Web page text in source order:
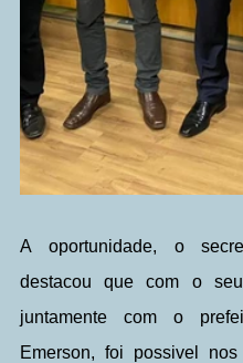
A oportunidade, o
destacou que com o seu
juntamente com o
Emerson, foi possivel